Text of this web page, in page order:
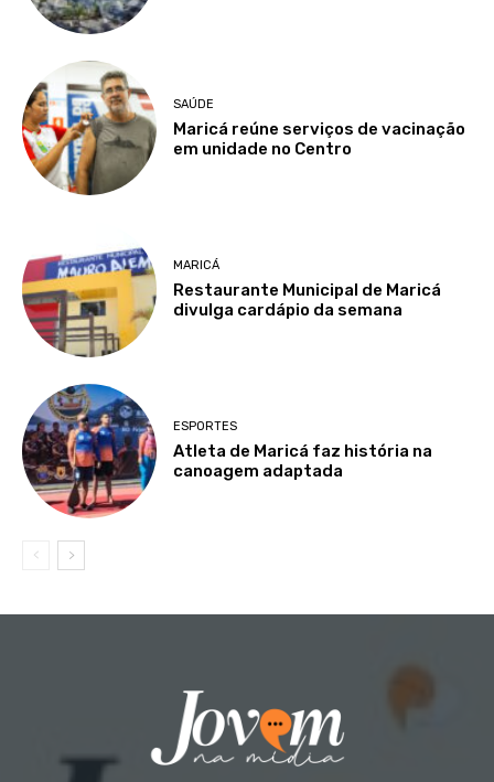
SAÚDE
Maricá reúne serviços de vacinação
em unidade no Centro
MARICÁ
Restaurante Municipal de Maricá
divulga cardápio da semana
ESPORTES
Atleta de Maricá faz história na
canoagem adaptada